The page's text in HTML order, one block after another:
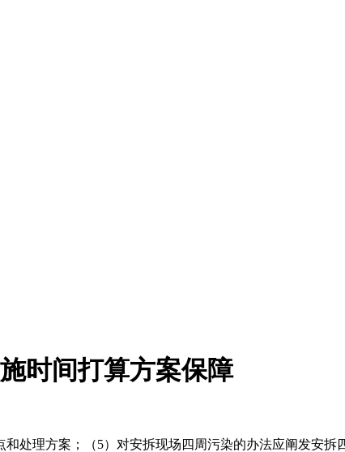
时间打算方案保障
理方案；（5）对安拆现场四周污染的办法应阐发安拆